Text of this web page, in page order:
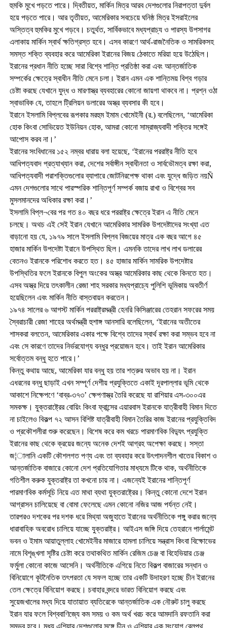
হুমকি মুখে পড়তে পারে। দ্বিতীয়ত, মার্কিন মিত্র আরব দেশগুলোর নিরাপত্তা দুর্বল
হয়ে পড়তে পারে। আর তৃতীয়ত, আমেরিকার সবচেয়ে ঘনিষ্ঠ মিত্র ইসরাইলের
অস্তিত্ব হুমকির মুখে পড়বে। চতুর্থত, সার্বিকভাবে মধ্যপ্রাচ্য ও পারস্য উপসাগর
এলাকায় মার্কিন স্বার্থ ক্ষতিগ্রস্ত হবে। এসব কারণে আর্থ-রাজনৈতিক ও সামরিকসহ
সমস্ত শক্তি ব্যবহার করে আমেরিকা ইরানের বিজয় ঠেকাতে মরিয়া হয়ে উঠেছিল।
ইরানের প্রধান নীতি হচ্ছে সারা বিশ্বে শান্তি প্রতিষ্ঠা করা এবং আন্তর্জাতিক
সম্পর্কের ক্ষেত্রে স্বাধীন নীতি মেনে চলা। ইরান এমন এক শান্তিময় বিশ্ব গড়ার
চেষ্টা করছে যেখানে যুদ্ধ ও মারণাস্ত্র ব্যবহারের কোনো জায়গা থাকবে না। প্রশ্ন ওঠা
স্বাভাবিক যে, তাহলে ট্রিলিয়ন ডলারের অস্ত্র ব্যবসার কী হবে।
ইরানে ইসলামি বিপ্লবের রূপকার মরহুম ইমাম খোমেইনী (র.) বলেছিলেন, ‘আমেরিকা
হোক কিংবা সোভিয়েত ইউনিয়ন হোক, আমরা কোনো সাম্রাজ্যবাদী শক্তির সঙ্গেই
আপোস করব না।’
ইরানের সংবিধানের ১৫২ নম্বর ধারায় বলা হয়েছে, ‘ইরানের পররাষ্ট্র নীতি হবে
আধিপত্যবাদ প্রত্যাখ্যান করা, দেশের সর্বাঙ্গীন স্বাধীনতা ও সার্বভৌমত্ব রক্ষা করা,
আধিপত্যবাদী পরাশক্তিগুলোর ব্যাপারে জোটনিরপেক্ষ থাকা এবং যুদ্ধে জড়িত নয়Ñ
এমন দেশগুলোর সাথে পারস্পরিক শান্তিপূর্ণ সম্পর্ক বজায় রাখা ও বিশ্বের সব
মুসলমানদের অধিকার রক্ষা করা।’
ইসলামি বিপ্ল¬বের পর গত ৪০ বছর ধরে পররাষ্ট্র ক্ষেত্রে ইরান এ নীতি মেনে
চলছে। অথচ এই সেই ইরান যেখানে আমেরিকার সামরিক উপদেষ্টাদের সংখ্যা এত
বাড়ানো হয় যে, ১৯৭৯ সালে ইসলামি বিপ্লব বিজয়ের মাত্র এক বছর আগে ৪৫
হাজার মার্কিন উপদেষ্টা ইরানে উপস্থিত ছিল। এমনকি তাদের লাখ লাখ ডলারের
বেতনও ইরানকে পরিশোধ করতে হত। ৪৫ হাজার মার্কিন সামরিক উপদেষ্টার
উপস্থিতির ফলে ইরানকে বিপুল অংকের অস্ত্র আমেরিকার কাছ থেকে কিনতে হত।
এসব অস্ত্র দিয়ে তৎকালীন রেজা শাহ সরকার মধ্যপ্রাচ্যে পুলিশি ভূমিকায় অবতীর্ণ
হয়েছিলেন এবং মার্কিন নীতি বাস্তবায়ন করতেন।
১৯৭৪ সালের ৬ আগস্ট মার্কিন পররাষ্ট্রমন্ত্রী হেনরি কিসিঞ্জারের তেহরান সফরের সময়
স্বৈরাচারী রেজা শাহের অর্থমন্ত্রী হুশাঙ্গ আনসারি বলেছিলেন, ‘ইরানের অতীতের
শাসকরা বলতেন, আমেরিকার একার পক্ষে বিশ্বে তাদের স্বার্থ রক্ষা করা সম্ভব হবে না
এবং সে কারণে তাদের নির্ভরযোগ্য বন্ধুর প্রয়োজন হবে। তাই ইরান আমেরিকার
সর্বোত্তম বন্ধু হতে পারে।’
কিন্তু কথায় আছে, আমেরিকা যার বন্ধু হয় তার শত্রুর অভাব হয় না। ইরান
এধরনের বন্ধু ছাড়াই এখন সম্পূর্ণ দেশীয় প্রযুক্তিতে একাই দূরপাল্লার ভূমি থেকে
আকাশে নিক্ষেপণে ‘বাব্র-৩৭৩’ ক্ষেপণাস্ত্র তৈরি করেছে যা রাশিয়ার এস-৩০০এর
সমকক্ষ। যুক্তরাষ্ট্রের বোয়িং কিংবা ফ্রান্সের এয়ারবাস ইরানকে যাত্রীবাহী বিমান দিতে
না চাইলেও বিকল্প ৭২ আসন বিশিষ্ট যাত্রীবাহী বিমান তৈরির কাজ ইরানের প্রযুক্তিবিদ
ও প্রকৌশলীরা শুরু করেছেন। বিশেষ করে কম খরচে পারমাণবিক বিদ্যুৎ প্রযুক্তি
ইরানের কাছ থেকে ক্রয়ের জন্যে অনেক দেশই আগ্রহ অপেক্ষা করছে। সস্তা
জ¦ালানি একটি কৌশলগত পণ্য এবং তা ব্যবহার করে উৎপাদনশীল খাতের বিকাশ ও
আন্তর্জাতিক বাজারে কোনো দেশ প্রতিযোগিতার মাধ্যমে টিকে থাক, অর্থনীতিকে
গতিশীল করুক যুক্তরাষ্ট্র তা কখনো চায় না। এজন্যেই ইরানের শান্তিপূর্ণ
পারমাণবিক কর্মসূচি নিয়ে এত মাথা ব্যথা যুক্তরাষ্ট্রের। কিন্তু কোনো দেশে ইরান
আগ্রাসন চালিয়েছে বা বোমা ফেলেছে এমন কোনো নজির আজ পর্যন্ত নেই।
তারপরও দশকের পর দশক ধরে মিথ্যা অজুহাতে ইরানের অর্থনীতিকে পঙ্গু করার জন্যে
ধারাবাহিক অবরোধ চালিয়ে যাচ্ছে যুক্তরাষ্ট্র। আইএস জঙ্গি দিয়ে তেহরানে পার্লামেন্ট
ভবন ও ইমাম আয়াতুল্লাহ খোমেইনীর মাজারে হামলা চালিয়ে সন্ত্রাস কিংবা বিক্ষোভের
নামে বিশৃঙ্খলা সৃষ্টির চেষ্টা করে তথাকথিত মার্কিন রেজিম চেঞ্জ বা বিহেভিয়ার চেঞ্জ
ফর্মুলা কোনো কাজে আসেনি। অর্থনীতিকে এগিয়ে নিতে বিকল্প বাজারের সন্ধান ও
বিনিয়োগে কূটনৈতিক তৎপরতা যে সফল হচ্ছে তার একটি উদাহরণ হচ্ছে চীন ইরানের
তেল ক্ষেত্রে বিনিয়োগ করছে। চবাহার বন্দরে ভারত বিনিয়োগ করছে এবং
সুয়েজখালের মধ্য দিয়ে যাতায়াত ব্যতিরেকে আন্তর্জাতিক এক নৌরুট চালু করছে
ইরান যার ফলে বিশ্ববাণিজ্যে কম সময় ও কম অর্থ খরচ করে আমদানি রফতানি করা
সম্ভব হবে। মধ্য এশিয়ার দেশগুলোর সঙ্গে চীন ও এশিয়ার এক সংযোগ রেলপথ